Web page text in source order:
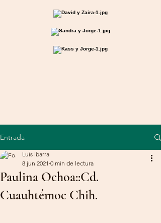
Entrada
Paulina Ochoa::Cd.
Cuauhtémoc Chih.
Luis Ibarra
8 jun 2021 0 min de lectura